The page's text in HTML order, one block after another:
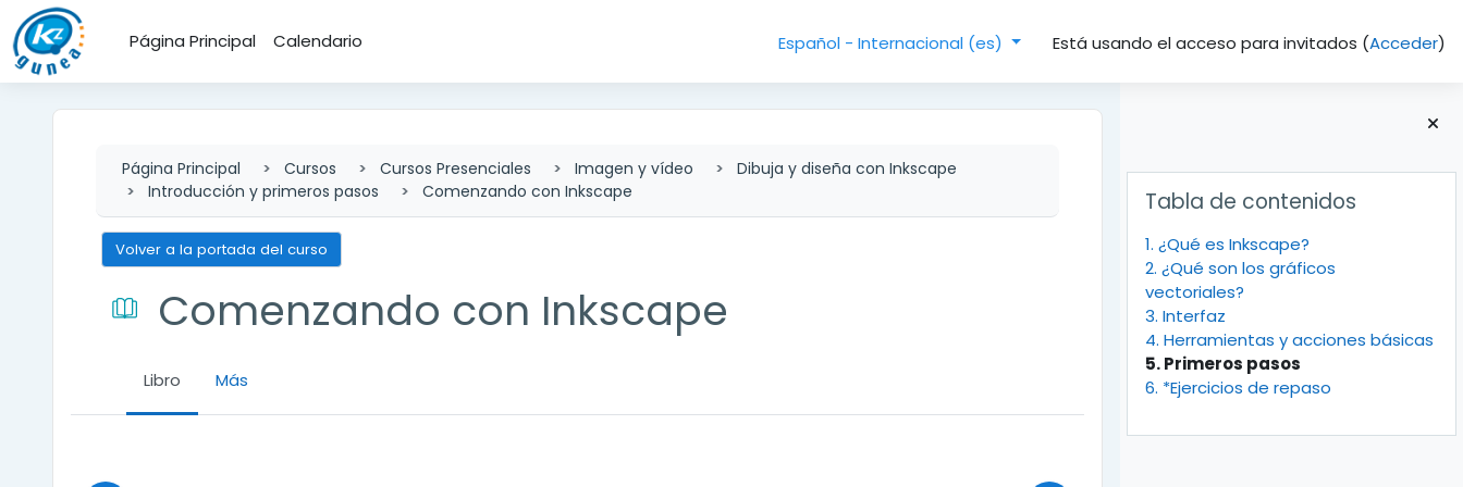
Salta al contenido principal
Página Principal
Calendario Español - Internacional ‎(es)‎ Está usando el acceso para invitados (Acceder)
Bloques
Tabla de contenidos
1. ¿Qué es Inkscape?
2. ¿Qué son los gráficos
vectoriales?
3. Interfaz
4. Herramientas y acciones básicas
5. Primeros pasos
6. *Ejercicios de repaso
Página Principal Cursos Cursos Presenciales Imagen y vídeo
Dibuja y diseña con Inkscape
Introducción y primeros pasos
Comenzando con Inkscape
Volver a la portada del curso
Comenzando con Inkscape
Libro Más